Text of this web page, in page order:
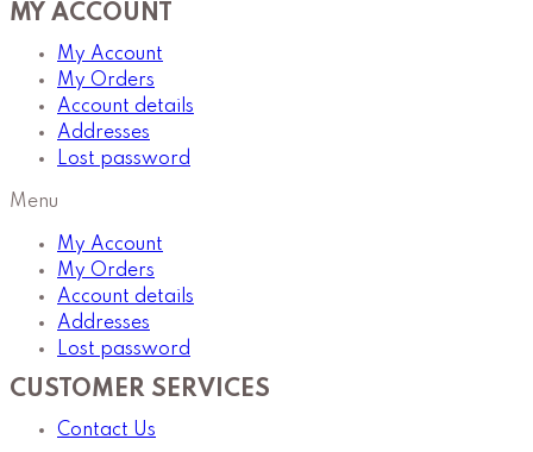
MY ACCOUNT
My Account
My Orders
Account details
Addresses
Lost password
Menu
My Account
My Orders
Account details
Addresses
Lost password
CUSTOMER SERVICES
Contact Us